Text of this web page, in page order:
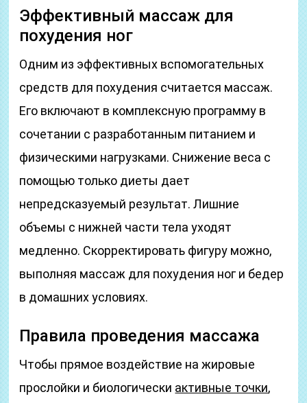
Эффективный массаж для
похудения ног
Одним из эффективных вспомогательных
средств для похудения считается массаж.
Его включают в комплексную программу в
сочетании с разработанным питанием и
физическими нагрузками. Снижение веса с
помощью только диеты дает
непредсказуемый результат. Лишние
объемы с нижней части тела уходят
медленно. Скорректировать фигуру можно,
выполняя массаж для похудения ног и бедер
в домашних условиях.
Правила проведения массажа
Чтобы прямое воздействие на жировые
прослойки и биологически активные точки,